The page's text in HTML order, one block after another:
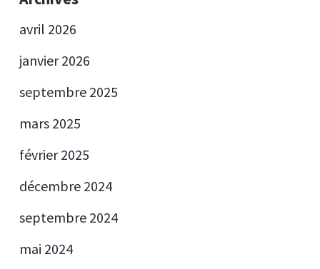
avril 2026
janvier 2026
septembre 2025
mars 2025
février 2025
décembre 2024
septembre 2024
mai 2024